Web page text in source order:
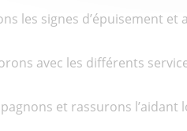
les signes d’épuisement
avec les différents
et rassurons